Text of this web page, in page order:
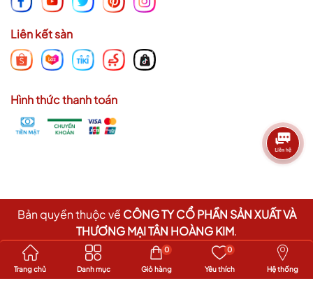
Liên kết sàn
Hình thức thanh toán
Bản quyền thuộc về CÔNG TY CỔ PHẦN SẢN XUẤT VÀ
THƯƠNG MẠI TÂN HOÀNG KIM.
Cung cấp bởi
Trang chủ Danh mục Giỏ hàng
0
Yêu thích
0
Hệ thống